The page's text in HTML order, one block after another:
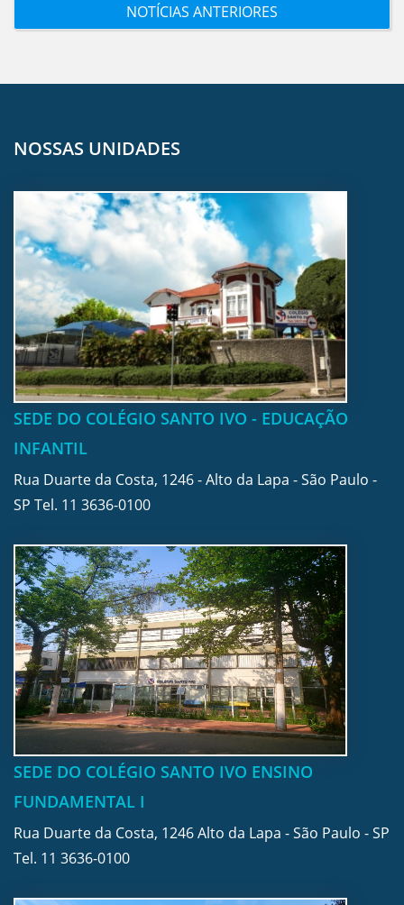
NOTÍCIAS ANTERIORES
NOSSAS UNIDADES
SEDE DO COLÉGIO SANTO IVO - EDUCAÇÃO
INFANTIL
Rua Duarte da Costa, 1246 - Alto da Lapa - São Paulo -
SP Tel. 11 3636-0100
SEDE DO COLÉGIO SANTO IVO ENSINO
FUNDAMENTAL I
Rua Duarte da Costa, 1246 Alto da Lapa - São Paulo - SP
Tel. 11 3636-0100